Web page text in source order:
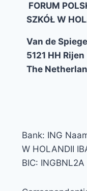
FORUM
SZKÓŁ W
Van de
5121 HH Rijen
The
Bank: ING
W HOLANDII
BIC: INGBNL2A